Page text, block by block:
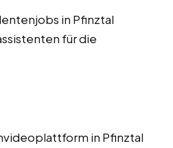
in Pfinztal
für die
in Pfinztal